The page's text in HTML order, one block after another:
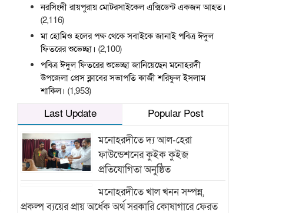
নরসিংদী রায়পুরায় মোটরসাইকেল এক্সিডেন্ট একজন আহত।
(2,116)
মা হোমিও হলের পক্ষ থেকে সবাইকে জানাই পবিত্র ঈদুল
ফিতরের শুভেচ্ছা। (2,100)
পবিত্র ঈদুল ফিতরের শুভেচ্ছা জানিয়েছেন মনোহরদী
উপজেলা প্রেস ক্লাবের সভাপতি কাজী শরিফুল ইসলাম
শাকিল। (1,953)
Last Update
Popular Post
মনোহরদীতে দ্য আল-হেরা
ফাউন্ডেশনের কুইক কুইজ
প্রতিযোগিতা অনুষ্ঠিত
মনোহরদীতে খাল খনন সম্পন্ন,
প্রকল্প ব্যয়ের প্রায় অর্ধেক অর্থ সরকারি কোষাগারে ফেরত